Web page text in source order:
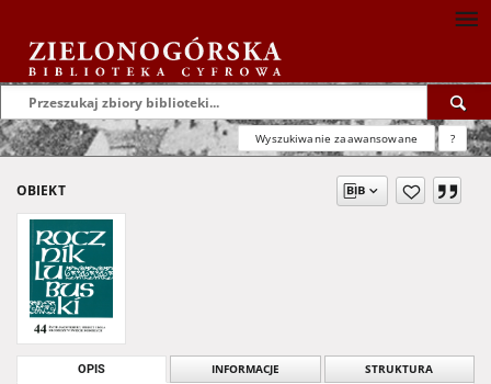
Wyszukiwanie zaawansowane ?
OBIEKT
OPIS INFORMACJE STRUKTURA